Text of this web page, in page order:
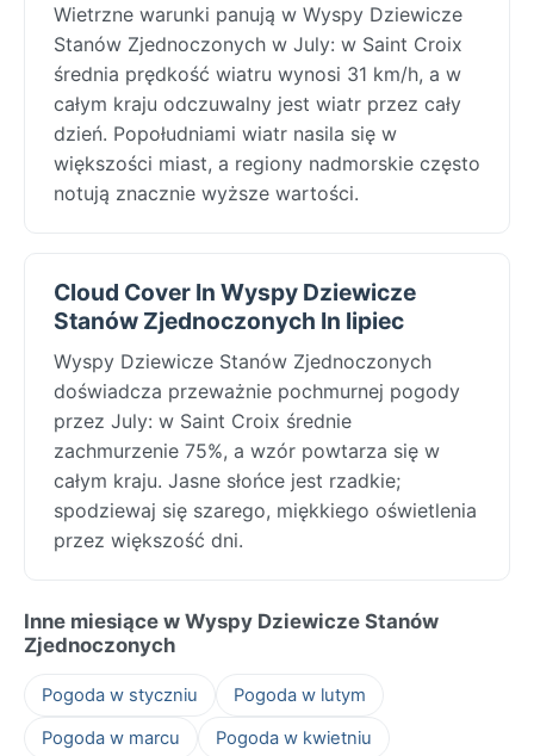
Wietrzne warunki panują w Wyspy Dziewicze
Stanów Zjednoczonych w July: w Saint Croix
średnia prędkość wiatru wynosi 31 km/h, a w
całym kraju odczuwalny jest wiatr przez cały
dzień. Popołudniami wiatr nasila się w
większości miast, a regiony nadmorskie często
notują znacznie wyższe wartości.
Cloud Cover In Wyspy Dziewicze
Stanów Zjednoczonych In lipiec
Wyspy Dziewicze Stanów Zjednoczonych
doświadcza przeważnie pochmurnej pogody
przez July: w Saint Croix średnie
zachmurzenie 75%, a wzór powtarza się w
całym kraju. Jasne słońce jest rzadkie;
spodziewaj się szarego, miękkiego oświetlenia
przez większość dni.
Inne miesiące w Wyspy Dziewicze Stanów
Zjednoczonych
Pogoda w styczniu
Pogoda w lutym
Pogoda w marcu
Pogoda w kwietniu